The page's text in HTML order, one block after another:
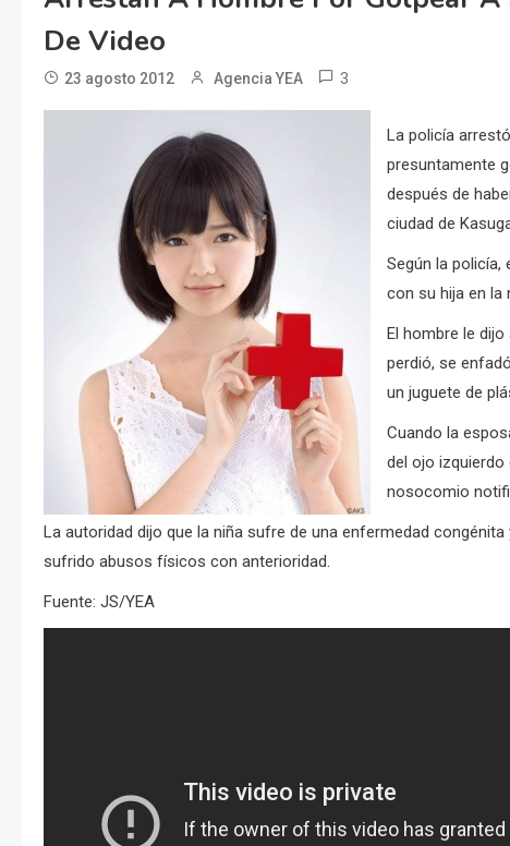
De Video
23 agosto 2012 Agencia YEA 3
La policía
presuntamente
después de
ciudad de
Según la
con su hija en la
El hombre le dijo
perdió, se
un juguete de
Cuando la
del ojo izquierdo
nosocomio
La autoridad dijo que la niña sufre de una enfermedad
sufrido abusos físicos con anterioridad.
Fuente: JS/YEA